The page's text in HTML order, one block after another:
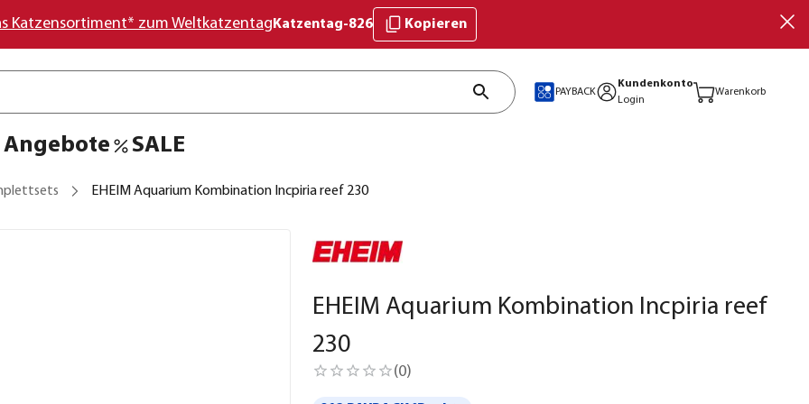
Katzensortiment* zum Weltkatzentag Katzentag-826 Kopieren
PAYBACK
Kundenkonto
Login
Warenkorb
Angebote SALE
EHEIM Aquarium Kombination Incpiria reef 230
EHEIM Aquarium Kombination Incpiria reef
230
(0)